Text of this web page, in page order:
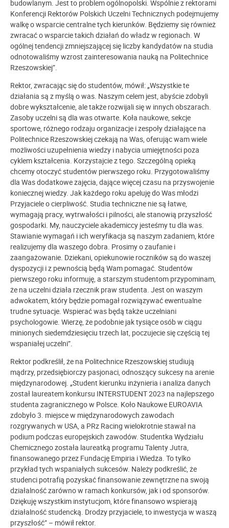
budowlanym. Jest to problem ogólnopolski. Wspólnie z rektorami
Konferencji Rektorów Polskich Uczelni Technicznych podejmujemy
walkę o wsparcie centralne tych kierunków. Będziemy się również
zwracać o wsparcie takich działań do władz w regionach. W
ogólnej tendencji zmniejszającej się liczby kandydatów na studia
odnotowaliśmy wzrost zainteresowania nauką na Politechnice
Rzeszowskiej”.
Rektor, zwracając się do studentów, mówił: „Wszystkie te
działania są z myślą o was. Naszym celem jest, abyście zdobyli
dobre wykształcenie, ale także rozwijali się w innych obszarach.
Zasoby uczelni są dla was otwarte. Koła naukowe, sekcje
sportowe, różnego rodzaju organizacje i zespoły działające na
Politechnice Rzeszowskiej czekają na Was, oferując wam wiele
możliwości uzupełnienia wiedzy i nabycia umiejętności poza
cyklem kształcenia. Korzystajcie z tego. Szczególną opieką
chcemy otoczyć studentów pierwszego roku. Przygotowaliśmy
dla Was dodatkowe zajęcia, dające więcej czasu na przyswojenie
koniecznej wiedzy. Jak każdego roku apeluję do Was młodzi
Przyjaciele o cierpliwość. Studia techniczne nie są łatwe,
wymagają pracy, wytrwałości i pilności, ale stanowią przyszłość
gospodarki. My, nauczyciele akademiccy jesteśmy tu dla was.
Stawianie wymagań i ich weryfikacja są naszym zadaniem, które
realizujemy dla waszego dobra. Prosimy o zaufanie i
zaangażowanie. Dziekani, opiekunowie roczników są do waszej
dyspozycji i z pewnością będą Wam pomagać. Studentów
pierwszego roku informuję, a starszym studentom przypominam,
że na uczelni działa rzecznik praw studenta. Jest on waszym
adwokatem, który będzie pomagał rozwiązywać ewentualne
trudne sytuacje. Wspierać was będą także uczelniani
psychologowie. Wierzę, że podobnie jak tysiące osób w ciągu
minionych siedemdziesięciu trzech lat, poczujecie się częścią tej
wspaniałej uczelni”.
Rektor podkreślił, że na Politechnice Rzeszowskiej studiują
mądrzy, przedsiębiorczy pasjonaci, odnoszący sukcesy na arenie
międzynarodowej. „Student kierunku inżynieria i analiza danych
został laureatem konkursu INTERSTUDENT 2023 na najlepszego
studenta zagranicznego w Polsce. Koło Naukowe EUROAVIA
zdobyło 3. miejsce w międzynarodowych zawodach
rozgrywanych w USA, a PRz Racing wielokrotnie stawał na
podium podczas europejskich zawodów. Studentka Wydziału
Chemicznego została laureatką programu Talenty Jutra,
finansowanego przez Fundację Empiria i Wiedza. To tylko
przykład tych wspaniałych sukcesów. Należy podkreślić, że
studenci potrafią pozyskać finansowanie zewnętrzne na swoją
działalność zarówno w ramach konkursów, jak i od sponsorów.
Dziękuję wszystkim instytucjom, które finansowo wspierają
działalność studencką. Drodzy przyjaciele, to inwestycja w waszą
przyszłość” – mówił rektor.